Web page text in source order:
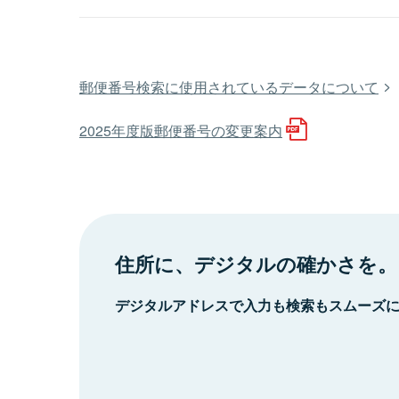
郵便番号検索に使用されているデータについて
2025年度版郵便番号の変更案内
住所に、デジタルの確かさを。
デジタルアドレスで入力も検索もスムーズ